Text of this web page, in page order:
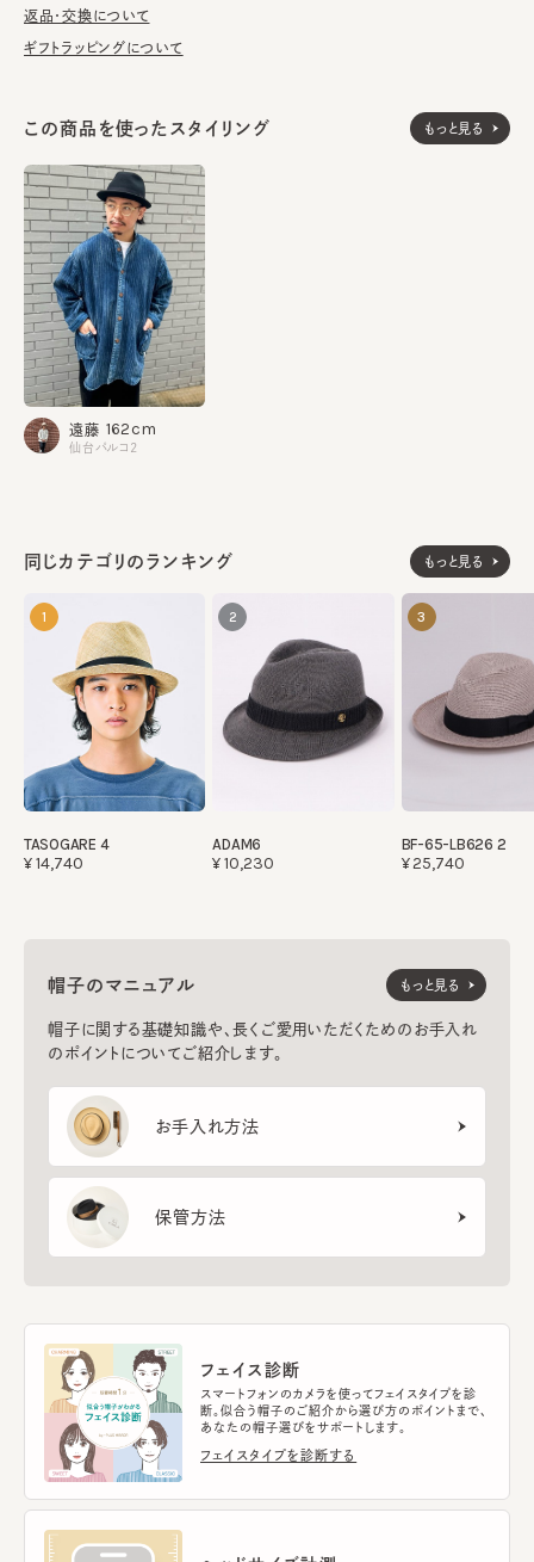
返品・交換について
ギフトラッピングについて
同じカテゴリのランキング もっと見る
1
TASOGARE 4
¥14,740
2
ADAM6
¥10,230
3
BF-65-LB626 2
¥25,740
帽子のマニュアル
帽子に関する基礎知識や、長くご愛用いただくためのお手入れ
のポイントについてご紹介します。
お手入れ方法
保管方法
もっと見る
フェイス診断
スマートフォンのカメラを使ってフェイスタイプを診
断。似合う帽子のご紹介から選び方のポイントまで、
あなたの帽子選びをサポートします。
フェイスタイプを診断する
この商品を使ったスタイリング もっと見る
遠藤 162cm
仙台パルコ2